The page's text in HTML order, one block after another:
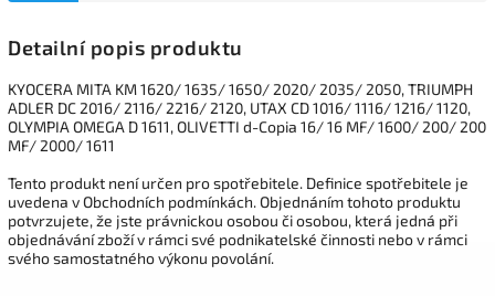
Detailní popis produktu
KYOCERA MITA KM 1620/ 1635/ 1650/ 2020/ 2035/ 2050, TRIUMPH
ADLER DC 2016/ 2116/ 2216/ 2120, UTAX CD 1016/ 1116/ 1216/ 1120,
OLYMPIA OMEGA D 1611, OLIVETTI d-Copia 16/ 16 MF/ 1600/ 200/ 200
MF/ 2000/ 1611
Tento produkt není určen pro spotřebitele. Definice spotřebitele je
uvedena v Obchodních podmínkách. Objednáním tohoto produktu
potvrzujete, že jste právnickou osobou či osobou, která jedná při
objednávání zboží v rámci své podnikatelské činnosti nebo v rámci
svého samostatného výkonu povolání.